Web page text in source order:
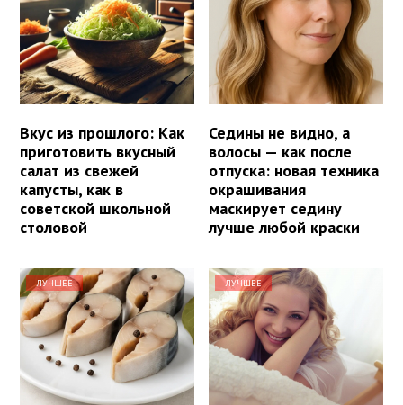
Вкус из прошлого: Как
приготовить вкусный
салат из свежей
капусты, как в
советской школьной
столовой
Седины не видно, а
волосы — как после
отпуска: новая техника
окрашивания
маскирует седину
лучше любой краски
ЛУЧШЕЕ ЛУЧШЕЕ